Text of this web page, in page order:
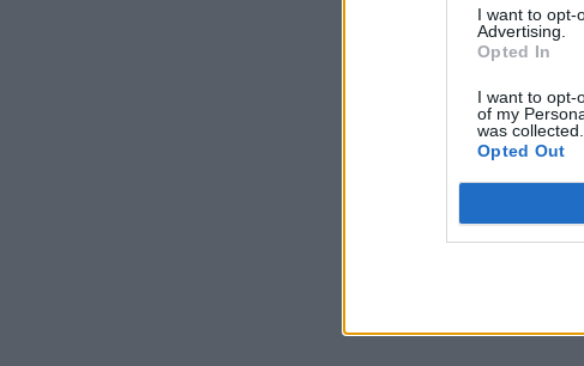
I want to opt-
Advertising.
Opted In
I want to opt-
of my
was collected.
Opted Out